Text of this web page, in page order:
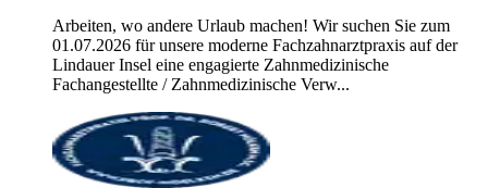
Arbeiten, wo andere Urlaub machen! Wir suchen Sie zum
01.07.2026 für unsere moderne Fachzahnarztpraxis auf der
Lindauer Insel eine engagierte Zahnmedizinische
Fachangestellte / Zahnmedizinische Verw...